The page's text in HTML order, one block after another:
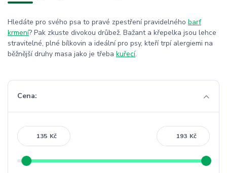
Hledáte pro svého psa to pravé zpestření pravidelného barf
krmení? Pak zkuste divokou drůbež. Bažant a křepelka jsou lehce
stravitelné, plné bílkovin a ideální pro psy, kteří trpí alergiemi na
běžnější druhy masa jako je třeba kuřecí.
Cena:
Kč Kč